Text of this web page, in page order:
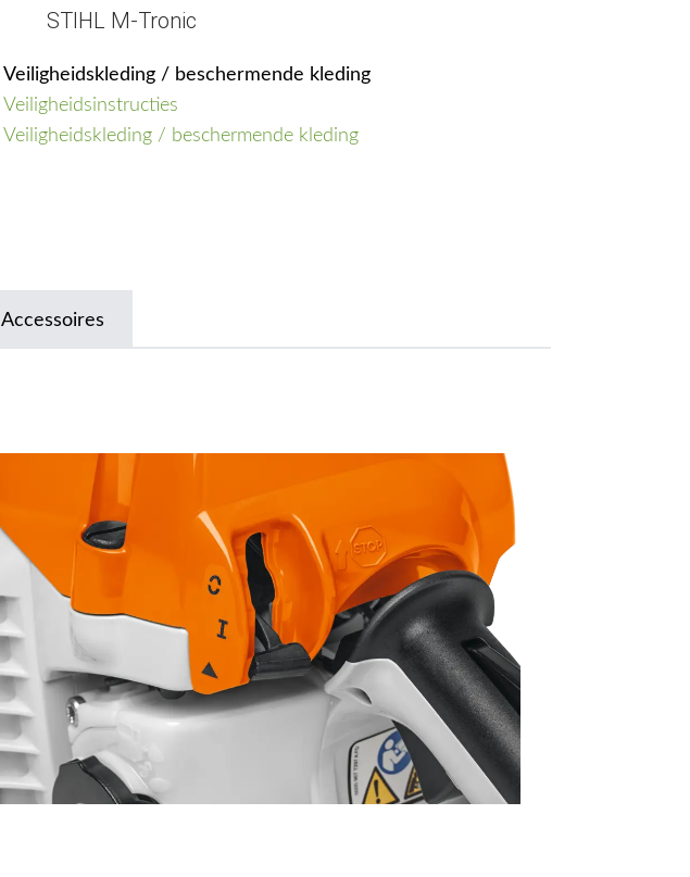
STIHL M-Tronic
Veiligheidskleding / beschermende kleding
Veiligheidsinstructies
Veiligheidskleding / beschermende kleding
Accessoires